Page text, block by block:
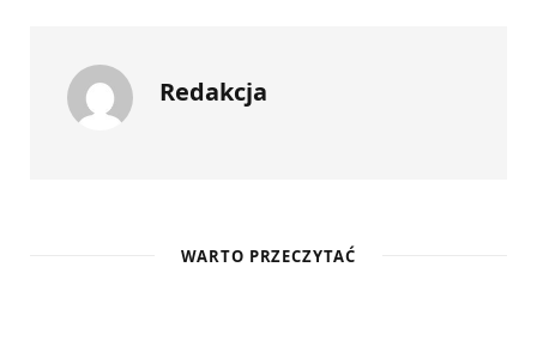
Redakcja
WARTO PRZECZYTAĆ